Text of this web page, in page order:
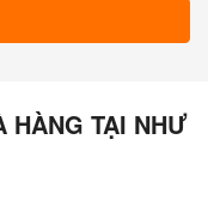
HÀNG TẠI NHƯ